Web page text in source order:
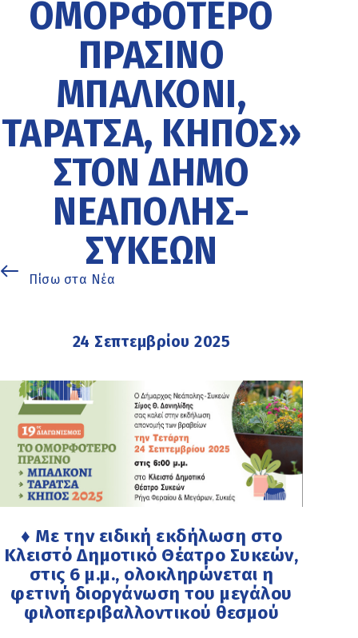
ΟΜΟΡΦΌΤΕΡΟ
ΠΡΆΣΙΝΟ
ΜΠΑΛΚΌΝΙ,
ΤΑΡΆΤΣΑ, ΚΉΠΟΣ»
ΣΤΟΝ ΔΉΜΟ
ΝΕΆΠΟΛΗΣ-
ΣΥΚΕΏΝ
Πίσω στα Νέα
24 Σεπτεμβρίου 2025
♦ Με την ειδική εκδήλωση στο
Κλειστό Δημοτικό Θέατρο Συκεών,
στις 6 μ.μ., ολοκληρώνεται η
φετινή διοργάνωση του μεγάλου
φιλοπεριβαλλοντικού θεσμού